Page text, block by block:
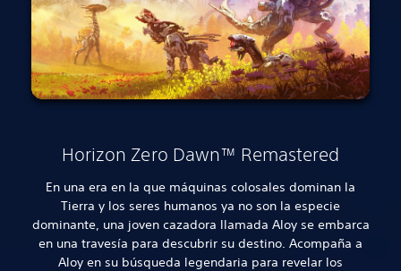
Horizon Zero Dawn™ Remastered
En una era en la que máquinas colosales dominan la
Tierra y los seres humanos ya no son la especie
dominante, una joven cazadora llamada Aloy se embarca
en una travesía para descubrir su destino. Acompaña a
Aloy en su búsqueda legendaria para revelar los